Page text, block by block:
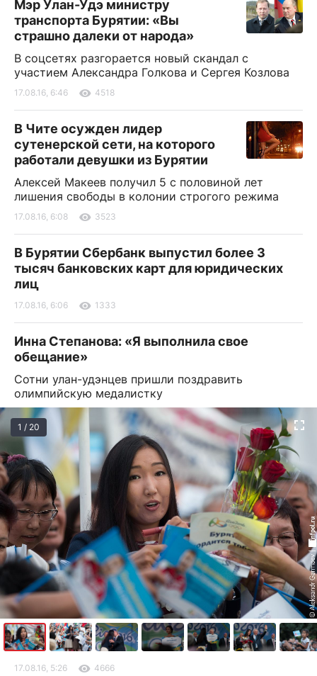
Мэр Улан-Удэ министру
транспорта Бурятии: «Вы
страшно далеки от народа»
В соцсетях разгорается новый скандал с
участием Александра Голкова и Сергея Козлова
17.08.16, 6:46 4518
В Чите осужден лидер
сутенерской сети, на которого
работали девушки из Бурятии
Алексей Макеев получил 5 с половиной лет
лишения свободы в колонии строгого режима
17.08.16, 6:08 3523
В Бурятии Сбербанк выпустил более 3
тысяч банковских карт для юридических
лиц
17.08.16, 6:06 1333
Инна Степанова: «Я выполнила свое
обещание»
Сотни улан-удэнцев пришли поздравить
олимпийскую медалистку
1 / 20
17.08.16, 5:26 4666